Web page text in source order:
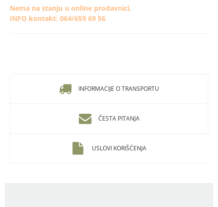
Nema na stanju u online prodavnici.
INFO kontakt: 064/659 69 56
INFORMACIJE O TRANSPORTU
ČESTA PITANJA
USLOVI KORIŠĆENJA